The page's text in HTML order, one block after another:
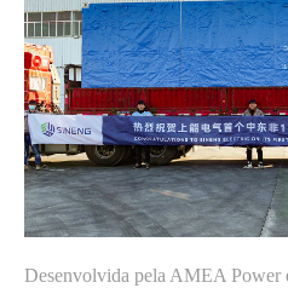
Desenvolvida pela AMEA Power